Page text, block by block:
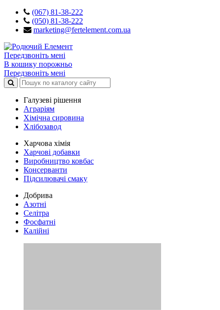
(067) 81-38-222
(050) 81-38-222
marketing@fertelement.com.ua
Передзвоніть мені
В кошику порожньо
Передзвоніть мені
Галузеві рішення
Аграріям
Хімічна сировина
Хлібозавод
Харчова хімія
Харчові добавки
Виробництво ковбас
Консерванти
Підсилювачі смаку
Добрива
Азотні
Селітра
Фосфатні
Калійні